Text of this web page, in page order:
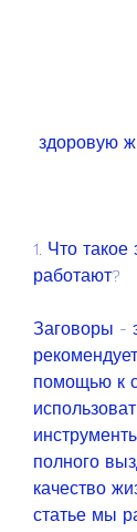
здоровую
1. Что
работают?
Заговоры -
помощью к
полного
качество
статье мы